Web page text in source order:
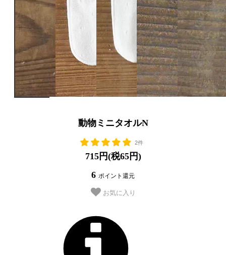
動物ミニタオルN
2件
715円(税65円)
6 ポイント還元
お気に入り